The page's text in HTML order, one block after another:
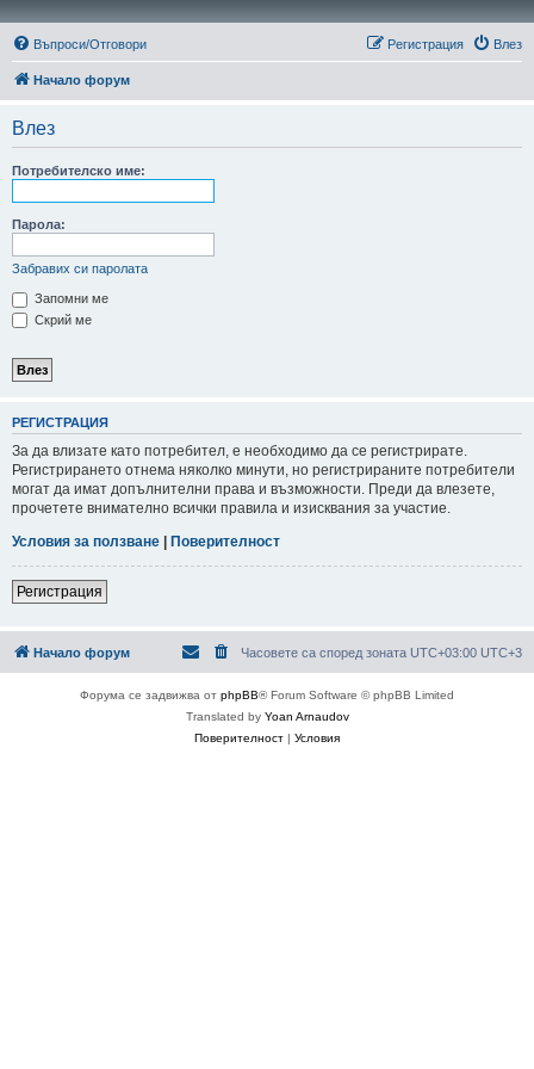
Въпроси/Отговори Влез
Регистрация
Начало форум
Влез
Потребителско име:
Парола:
Забравих си паролата
Запомни ме
Скрий ме
РЕГИСТРАЦИЯ
За да влизате като потребител, е необходимо да се регистрирате.
Регистрирането отнема няколко минути, но регистрираните потребители
могат да имат допълнителни права и възможности. Преди да влезете,
прочетете внимателно всички правила и изисквания за участие.
Условия за ползване | Поверителност
Регистрация
Начало форум Часовете са според зоната UTC+03:00 UTC+3
Форума се задвижва от phpBB® Forum Software © phpBB Limited
Translated by Yoan Arnaudov
Поверителност | Условия